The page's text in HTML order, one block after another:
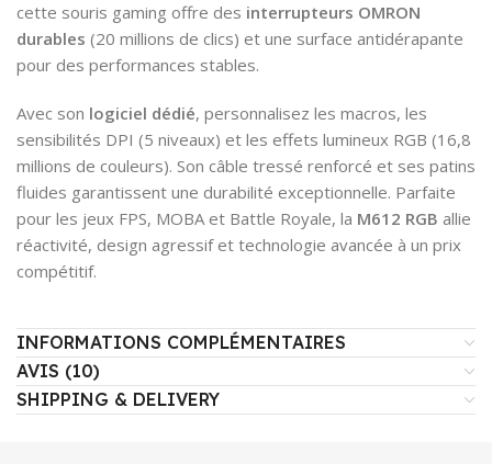
cette souris gaming offre des interrupteurs OMRON
durables (20 millions de clics) et une surface antidérapante
pour des performances stables.
Avec son logiciel dédié, personnalisez les macros, les
sensibilités DPI (5 niveaux) et les effets lumineux RGB (16,8
millions de couleurs). Son câble tressé renforcé et ses patins
fluides garantissent une durabilité exceptionnelle. Parfaite
pour les jeux FPS, MOBA et Battle Royale, la M612 RGB allie
réactivité, design agressif et technologie avancée à un prix
compétitif.
INFORMATIONS COMPLÉMENTAIRES
AVIS (10)
SHIPPING & DELIVERY